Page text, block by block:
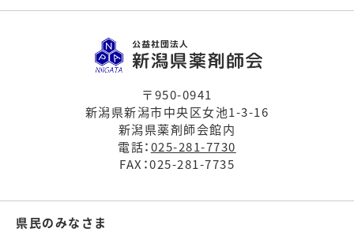
〒950-0941
新潟県新潟市中央区女池1-3-16
新潟県薬剤師会館内
電話：025-281-7730
FAX：025-281-7735
県民のみなさま